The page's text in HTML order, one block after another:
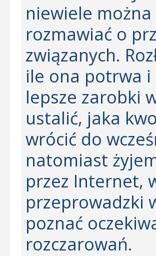
niewiele
rozmawiać o
związanych.
ile ona potrwa i
lepsze zarobki
ustalić, jaka
wrócić do
natomiast
przez Internet,
przeprowadzki
poznać
rozczarowań.